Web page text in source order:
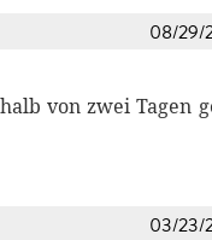
08/29/
von zwei Tagen
03/23/